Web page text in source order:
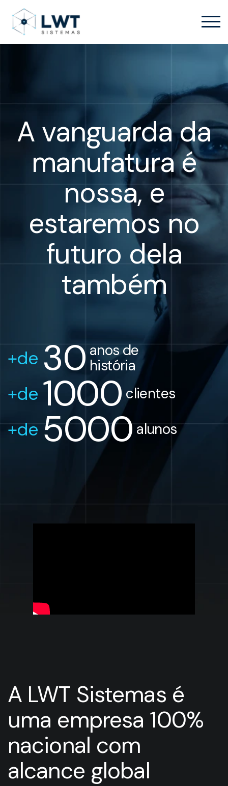
A vanguarda da
manufatura é
nossa, e
estaremos no
futuro dela
também
+de 30 anos de
história
+de 1000 clientes
+de 5000 alunos
A LWT Sistemas é
uma empresa 100%
nacional com
alcance global